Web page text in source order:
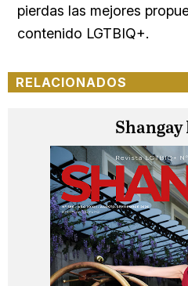
pierdas las mejores
contenido LGTBIQ+.
RELACIONADOS
Shangay